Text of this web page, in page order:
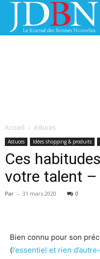
Accueil Astuces
Astuces Idées shopping & produits
Ces
votre talent –
Par - 31 mars 2020 0
Bien connu pour son
(l’essentiel et rien